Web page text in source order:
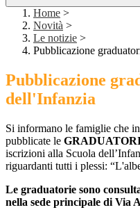
Home >
Novità >
Le notizie >
Pubblicazione
Pubblicazione
dell'Infanzia
Si informano le famiglie che
pubblicate le
iscrizioni alla Scuola
riguardanti tutti i plessi:
Le graduatorie sono
nella sede principale di Via